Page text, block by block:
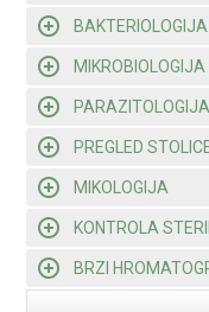
BAKTERIOLOGIJA
PARAZITOLOGIJA
PREGLED
MIKOLOGIJA
KONTROLA
BRZI